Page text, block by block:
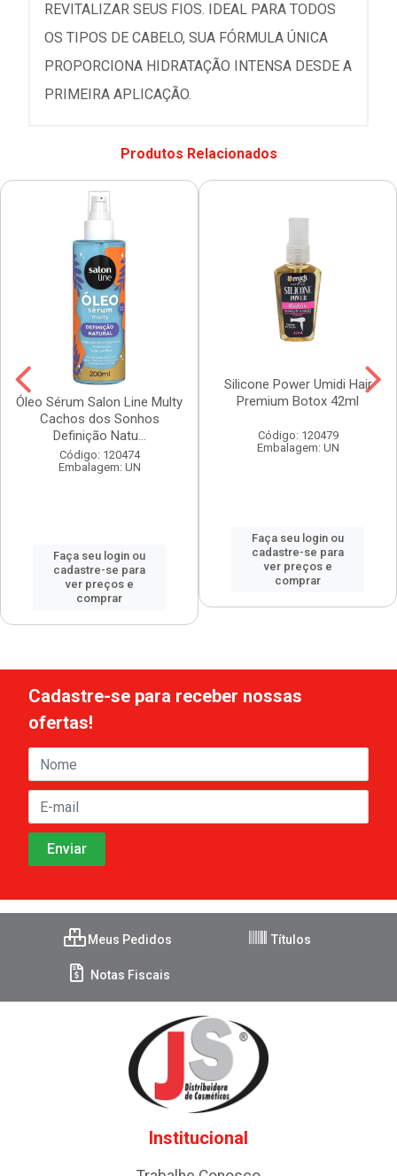
REVITALIZAR SEUS FIOS. IDEAL PARA TODOS
OS TIPOS DE CABELO, SUA FÓRMULA ÚNICA
PROPORCIONA HIDRATAÇÃO INTENSA DESDE A
PRIMEIRA APLICAÇÃO.
Produtos Relacionados
Óleo Sérum Salon Line Multy
Cachos dos Sonhos
Definição Natu...
Código: 120474
Embalagem: UN
Faça seu login ou
cadastre-se para
ver preços e
comprar
Silicone Power Umidi Hair
Premium Botox 42ml
Código: 120479
Embalagem: UN
Faça seu login ou
cadastre-se para
ver preços e
comprar
Cadastre-se para receber nossas
ofertas!
Meus Pedidos Títulos
Notas Fiscais
Institucional